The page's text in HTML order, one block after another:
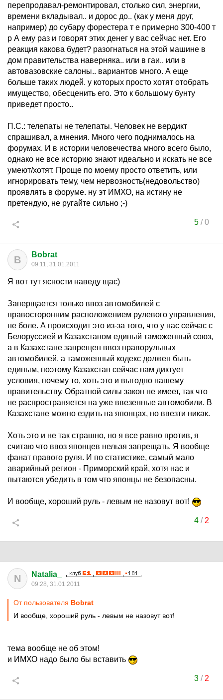
перепродавал-ремонтировал, столько сил, энергии,
времени вкладывал.. и дорос до.. (как у меня друг,
например) до субару форестера т е примерно 300-400 т
р А ему раз и говорят этих денег у вас сейчас нет. Его
реакция какова будет? разогнаться на этой машине в
дом правительства наверняка.. или в гаи.. или в
автовазовские салоны.. вариантов много. А еще
больше таких людей. у которых просто хотят отобрать
имущество, обесценить его. Это к большому бунту
приведет просто..
П.С.: телепаты не телепаты. Человек не вердикт
спрашивал, а мнения. Много чего поднималось на
форумах. И в истории человечества много всего было,
однако не все историю знают идеально и искать не все
умеют/хотят. Проще по моему просто ответить, или
игнорировать тему, чем нервозность(недовольство)
проявлять в форуме. ну эт ИМХО, на истину не
претендую, не ругайте сильно ;-)
5/0
B Bobrat
09:11, 31.01.2011
Я вот тут ясности наведу щас)
Заперщается только ввоз автомобилей с
правосторонним расположением рулевого управления,
не боле. А происходит это из-за того, что у нас сейчас с
Белоруссией и Казахстаном единый таможенный союз,
а в Казахстане запрещен ввоз праворульных
автомобилей, а таможенный кодекс должен быть
единым, поэтому Казахстан сейчас нам диктует
условия, почему то, хоть это и выгодно нашему
правительству. Обратной силы закон не имеет, так что
не распространяется на уже ввезенные автомобили. В
Казахстане можно ездить на японцах, но ввезти никак.
Хоть это и не так страшно, но я все равно против, я
считаю что ввоз японцев нельзя запрещать. Я вообще
фанат правого руля. И по статистике, самый мало
аварийный регион - Приморский край, хотя нас и
пытаются убедить в том что японцы не безопасны.
И вообще, хороший руль - левым не назовут вот!
4/ 2
N Natalia_
09:28, 31.01.2011
От пользователя Bobrat
И вообще, хороший руль - левым не назовут вот!
тема вообще не об этом!
и ИМХО надо было бы вставить
3/ 2